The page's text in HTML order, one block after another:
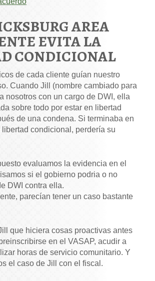
AREA
EVITA LA
CONDICIONAL
de cada cliente guían nuestro
Cuando Jill (nombre cambiado para
nosotros con un cargo de DWI, ella
sobre todo por estar en libertad
de una condena. Si terminaba en
condicional, perdería su
evaluamos la evidencia en el
si el gobierno podria o no
DWI contra ella.
parecían tener un caso bastante
que hiciera cosas proactivas antes
en el VASAP, acudir a
horas de servicio comunitario. Y
el caso de Jill con el fiscal.